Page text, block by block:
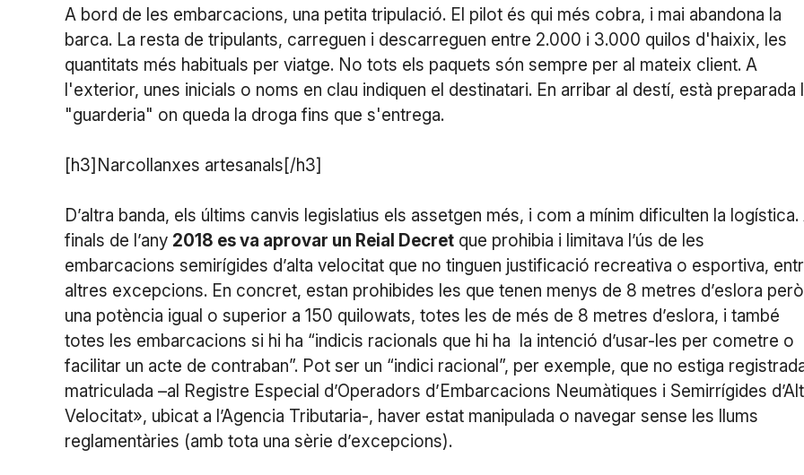
A bord de les embarcacions, una petita tripulació. El pilot és qui més cobra, i mai abandona la
barca. La resta de tripulants, carreguen i descarreguen entre 2.000 i 3.000 quilos d'haixix, les
quantitats més habituals per viatge. No tots els paquets són sempre per al mateix client. A
l'exterior, unes inicials o noms en clau indiquen el destinatari. En arribar al destí, està preparada
"guarderia" on queda la droga fins que s'entrega.
​[h3]Narcollanxes artesanals[/h3]
D’altra banda, els últims canvis legislatius els assetgen més, i com a mínim dificulten la logística.
finals de l’any 2018 es va aprovar un Reial Decret que prohibia i limitava l’ús de les
embarcacions semirígides d’alta velocitat que no tinguen justificació recreativa o esportiva,
altres excepcions. En concret, estan prohibides les que tenen menys de 8 metres d’eslora però
una potència igual o superior a 150 quilowats, totes les de més de 8 metres d’eslora, i també
totes les embarcacions si hi ha “indicis racionals que hi ha la intenció d’usar-les per cometre o
facilitar un acte de contraban”. Pot ser un “indici racional”, per exemple, que no estiga
matriculada –al Registre Especial d’Operadors d’Embarcacions Neumàtiques i Semirrígides
Velocitat», ubicat a l’Agencia Tributaria-, haver estat manipulada o navegar sense les llums
reglamentàries (amb tota una sèrie d’excepcions).